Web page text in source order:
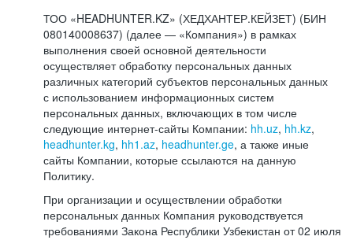
ТОО «HEADHUNTER.KZ» (ХЕДХАНТЕР.КЕЙЗЕТ) (БИН
080140008637) (далее — «Компания») в рамках
выполнения своей основной деятельности
осуществляет обработку персональных данных
различных категорий субъектов персональных данных
с использованием информационных систем
персональных данных, включающих в том числе
следующие интернет-сайты Компании: hh.uz, hh.kz,
headhunter.kg, hh1.az, headhunter.ge, а также иные
сайты Компании, которые ссылаются на данную
Политику.
При организации и осуществлении обработки
персональных данных Компания руководствуется
требованиями Закона Республики Узбекистан от 02 июля